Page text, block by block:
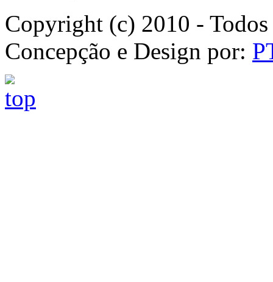
Copyright (c) 2010 -
Concepção e Design por: